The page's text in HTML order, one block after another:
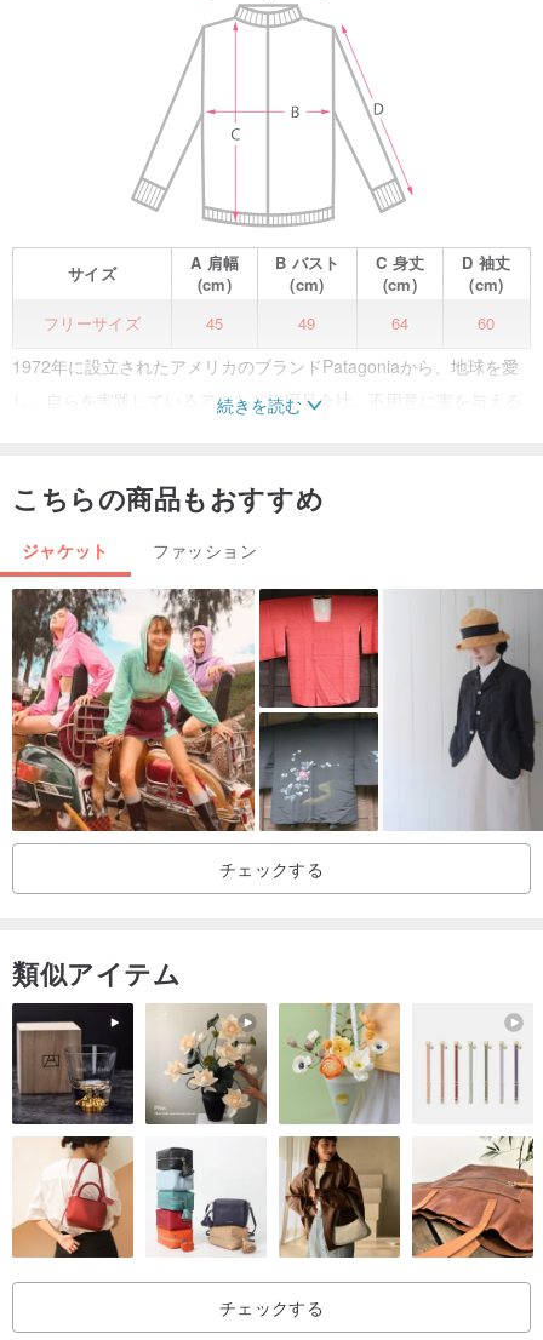
サイズ A 肩幅
(cm)
B バスト
(cm)
C 身丈
(cm)
D袖丈
(cm)
フリーサイズ
45 49 64 60
1972年に設立されたアメリカのブランドPatagoniaから、地球を愛
し、自らを実践しているアウトドア用品会社。不用意に害を与える
10％を環境団体に寄付します。配色は大胆で生き生きとして若く、
た多くの有名人に恵まれています。あなたは昔を愛し、パタゴニア
と同じ環境信念を持っていますか？それならパタゴニアの精神を継
承しブランドを所有するべきです。
コンピュータの画面がややかすかであるため、製品はすべて実際の
製品に取り込まれています。
ポストプロダクション修理画面は国際規格に調整されています、購
入前に質問することを歓迎します
私たちはあなたに詳細に答えます。
店舗内の商品は、すべて10年以上の古い製品、または10年以上の新
しい製品です。
何年にもわたる使用または保管、時々の痕跡の後、容認できないも
のは買わない
それは出荷前に慎重に保存され、出荷時には基本的に清掃されアイ
ロンがかけられます。
完璧主義者は下付き文字をありがとうございません
続きを読む
こちらの商品もおすすめ
ジャケット ファッション
チェックする
類似アイテム
チェックする